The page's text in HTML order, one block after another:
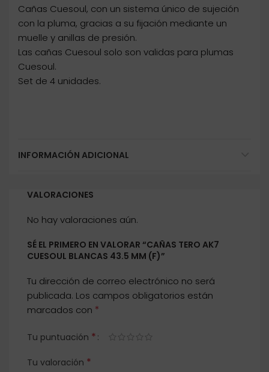
Cañas Cuesoul, con un sistema único de sujeción
con la pluma, gracias a su fijación mediante un
muelle y anillas de presión.
Las cañas Cuesoul solo son validas para plumas
Cuesoul.
Set de 4 unidades.
INFORMACIÓN ADICIONAL
VALORACIONES
No hay valoraciones aún.
SÉ EL PRIMERO EN VALORAR “CAÑAS TERO AK7
CUESOUL BLANCAS 43.5 MM (F)”
Tu dirección de correo electrónico no será
publicada. Los campos obligatorios están
marcados con *
Tu puntuación *
Tu valoración *